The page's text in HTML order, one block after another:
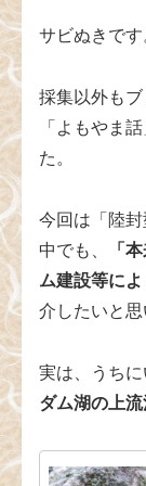
サビぬきです
採集以外もブ
「よもやま
た。
今回は「陸封
中でも、
「
ム建設等によ
介したいと思
実は、うちに
ダム湖の上流